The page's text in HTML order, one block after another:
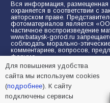
Вся информация, размещенная
охраняется в соответствии с
авторском праве.
фотоматериалов является
частичное воспроизведение
www.bataysk-gorod.ru
соблюдать морально-
комментариев, вопросов,
форуме.
Политика
Согласие на обработку
сервисов Yandex.Metrika,
Для повышения удобства
сайта мы используем cookies
(подробнее). К сайту
подключены сервисы